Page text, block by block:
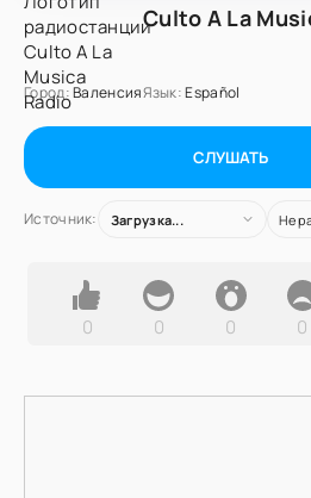
Culto A La
Город:ВаленсияЯзык:Español
СЛУШАТЬ
Источник: Загрузка... Не
0 0 0 0